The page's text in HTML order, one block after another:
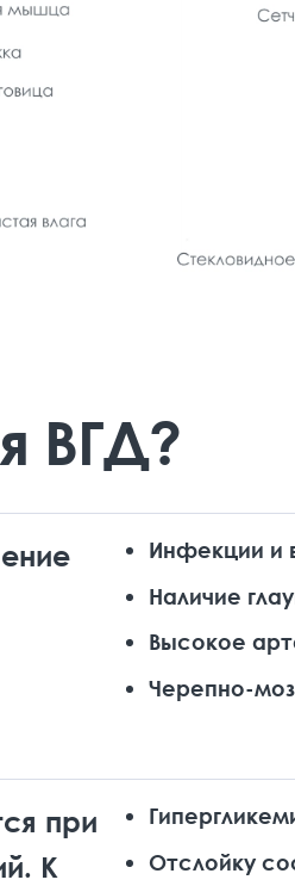
ВГД?
Инфекции и
Наличие
Высокое
Черепно-
при
К
Отслойку